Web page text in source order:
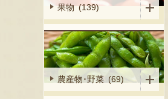
果物 (139)
農産物･野菜 (69)